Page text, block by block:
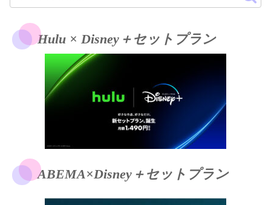
Hulu × Disney＋セットプラン
ABEMA×Disney＋セットプラン